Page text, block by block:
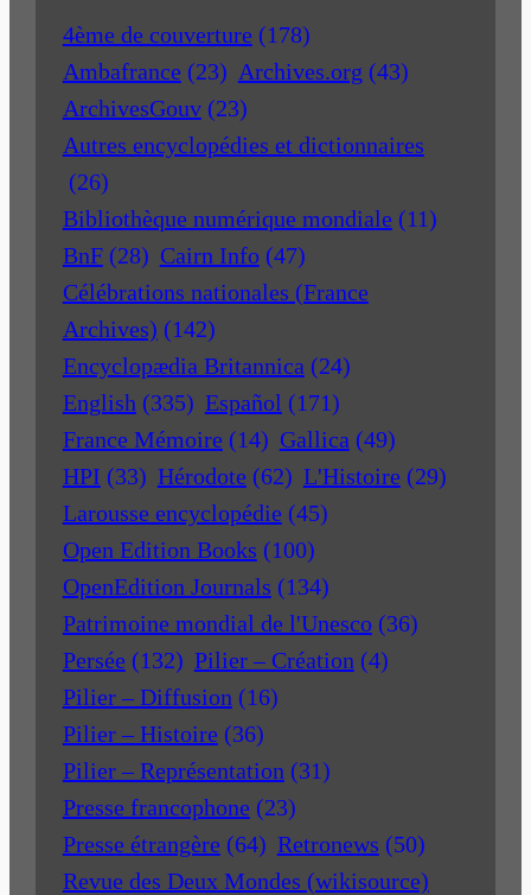
4ème de couverture (178)
Ambafrance (23) Archives.org (43)
ArchivesGouv (23)
Autres encyclopédies et dictionnaires
(26)
Bibliothèque numérique mondiale (11)
BnF (28) Cairn Info (47)
Célébrations nationales (France
Archives) (142)
Encyclopædia Britannica (24)
English (335) Español (171)
France Mémoire (14) Gallica (49)
HPI (33) Hérodote (62) L'Histoire (29)
Larousse encyclopédie (45)
Open Edition Books (100)
OpenEdition Journals (134)
Patrimoine mondial de l'Unesco (36)
Persée (132) Pilier – Création (4)
Pilier – Diffusion (16)
Pilier – Histoire (36)
Pilier – Représentation (31)
Presse francophone (23)
Presse étrangère (64) Retronews (50)
Revue des Deux Mondes (wikisource)